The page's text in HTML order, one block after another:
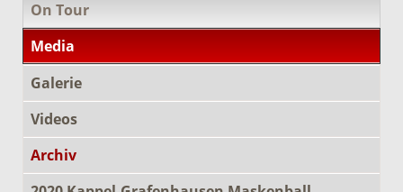
On Tour
Media
Galerie
Videos
Archiv